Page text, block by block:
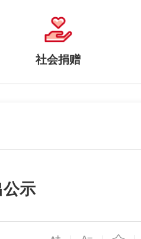
社会捐赠
公示